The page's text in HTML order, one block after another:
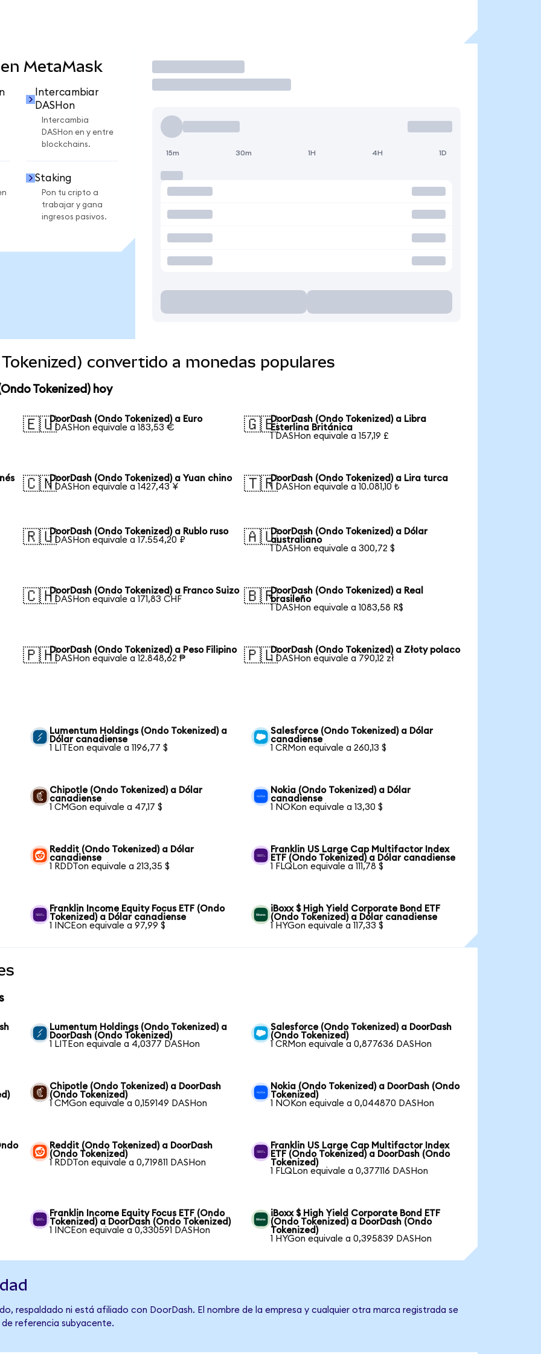
MetaMask
Intercambiar
DASHon
Intercambia
DASHon en y entre
blockchains.
Staking
Pon tu cripto a
trabajar y gana
ingresos pasivos.
Operar
15m 30m 1H 4H 1D
convertido a monedas populares
Tokenized) hoy
🇪🇺DoorDash (Ondo Tokenized) a Euro
1 DASHon equivale a 183,53 €
🇬🇧DoorDash (Ondo Tokenized) a Libra
Esterlina Británica
1 DASHon equivale a 157,19 £
🇨🇳DoorDash (Ondo Tokenized) a Yuan chino
1 DASHon equivale a 1427,43 ¥
🇹🇷DoorDash (Ondo Tokenized) a Lira turca
1 DASHon equivale a 10.081,10 ₺
🇷🇺DoorDash (Ondo Tokenized) a Rublo ruso
1 DASHon equivale a 17.554,20 ₽
🇦🇺DoorDash (Ondo Tokenized) a Dólar
australiano
1 DASHon equivale a 300,72 $
🇨🇭DoorDash (Ondo Tokenized) a Franco Suizo
1 DASHon equivale a 171,83 CHF
🇧🇷DoorDash (Ondo Tokenized) a Real
brasileño
1 DASHon equivale a 1083,58 R$
🇵🇭DoorDash (Ondo Tokenized) a Peso Filipino
1 DASHon equivale a 12.848,62 ₱
🇵🇱DoorDash (Ondo Tokenized) a Złoty polaco
1 DASHon equivale a 790,12 zł
Lumentum Holdings (Ondo Tokenized) a
Dólar canadiense
1 LITEon equivale a 1196,77 $
Salesforce (Ondo Tokenized) a Dólar
canadiense
1 CRMon equivale a 260,13 $
Chipotle (Ondo Tokenized) a Dólar
canadiense
1 CMGon equivale a 47,17 $
Nokia (Ondo Tokenized) a Dólar
canadiense
1 NOKon equivale a 13,30 $
Reddit (Ondo Tokenized) a Dólar
canadiense
1 RDDTon equivale a 213,35 $
Franklin US Large Cap Multifactor Index
ETF (Ondo Tokenized) a Dólar canadiense
1 FLQLon equivale a 111,78 $
Franklin Income Equity Focus ETF (Ondo
Tokenized) a Dólar canadiense
1 INCEon equivale a 97,99 $
iBoxx $ High Yield Corporate Bond ETF
(Ondo Tokenized) a Dólar canadiense
1 HYGon equivale a 117,33 $
Lumentum Holdings (Ondo Tokenized) a
DoorDash (Ondo Tokenized)
1 LITEon equivale a 4,0377 DASHon
Salesforce (Ondo Tokenized) a DoorDash
(Ondo Tokenized)
1 CRMon equivale a 0,877636 DASHon
Chipotle (Ondo Tokenized) a DoorDash
(Ondo Tokenized)
1 CMGon equivale a 0,159149 DASHon
Nokia (Ondo Tokenized) a DoorDash (Ondo
Tokenized)
1 NOKon equivale a 0,044870 DASHon
Reddit (Ondo Tokenized) a DoorDash
(Ondo Tokenized)
1 RDDTon equivale a 0,719811 DASHon
Franklin US Large Cap Multifactor Index
ETF (Ondo Tokenized) a DoorDash (Ondo
Tokenized)
1 FLQLon equivale a 0,377116 DASHon
Franklin Income Equity Focus ETF (Ondo
Tokenized) a DoorDash (Ondo Tokenized)
1 INCEon equivale a 0,330591 DASHon
iBoxx $ High Yield Corporate Bond ETF
(Ondo Tokenized) a DoorDash (Ondo
Tokenized)
1 HYGon equivale a 0,395839 DASHon
respaldado ni está afiliado con DoorDash. El nombre de la empresa y cualquier otra marca registrada se
referencia subyacente.